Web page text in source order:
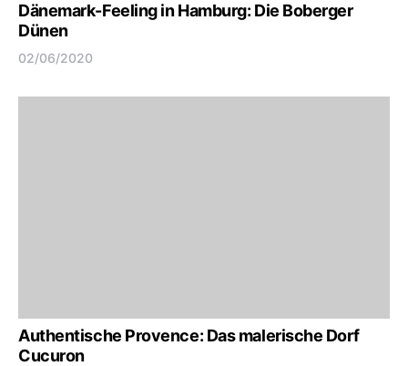
Dänemark-Feeling in Hamburg: Die Boberger
Dünen
02/06/2020
Authentische Provence: Das malerische Dorf
Cucuron